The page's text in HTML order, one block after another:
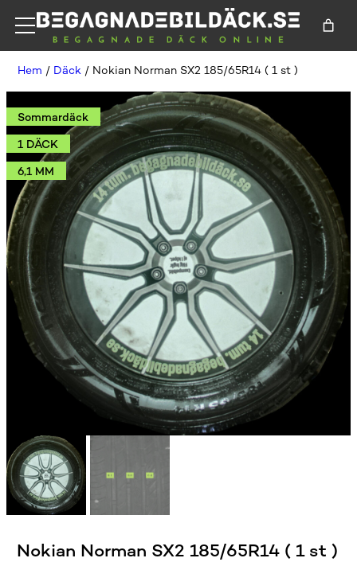
Hem / Däck / Nokian Norman SX2 185/65R14 ( 1 st )
Sommardäck
1 DÄCK
6,1 MM
Nokian Norman SX2 185/65R14 ( 1 st )